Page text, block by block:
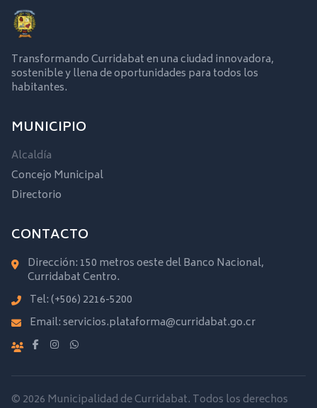
Transformando Curridabat en una ciudad innovadora,
sostenible y llena de oportunidades para todos los
habitantes.
MUNICIPIO
Alcaldía
Concejo Municipal
Directorio
CONTACTO
Dirección: 150 metros oeste del Banco Nacional,
Curridabat Centro.
Tel:(+506) 2216-5200
Email:servicios.plataforma@curridabat.go.cr
© 2026 Municipalidad de Curridabat. Todos los derechos